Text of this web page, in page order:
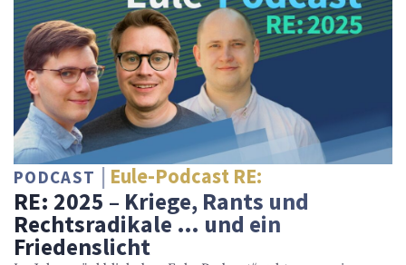
PODCAST Eule-Podcast RE:
RE: 2025 – Kriege, Rants und
Rechtsradikale … und ein
Friedenslicht